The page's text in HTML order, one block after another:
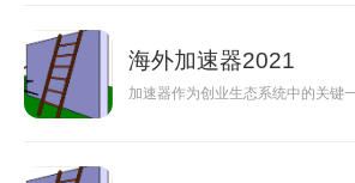
海外加速器2021
加速器作为创业生态系统中的关键